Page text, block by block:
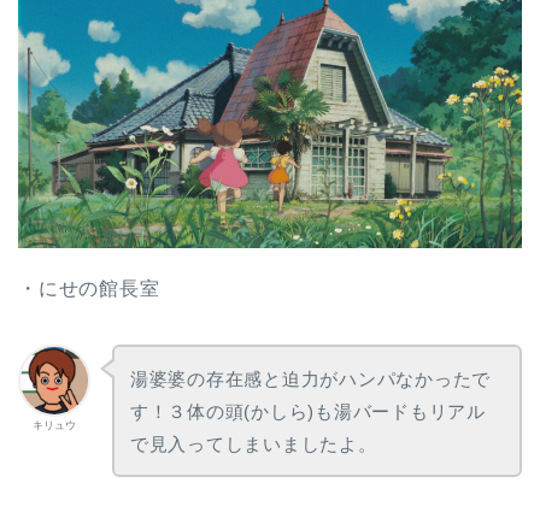
・にせの館長室
キリュウ
湯婆婆の存在感と迫力がハンパなかったで
す！３体の頭(かしら)も湯バードもリアル
で見入ってしまいましたよ。